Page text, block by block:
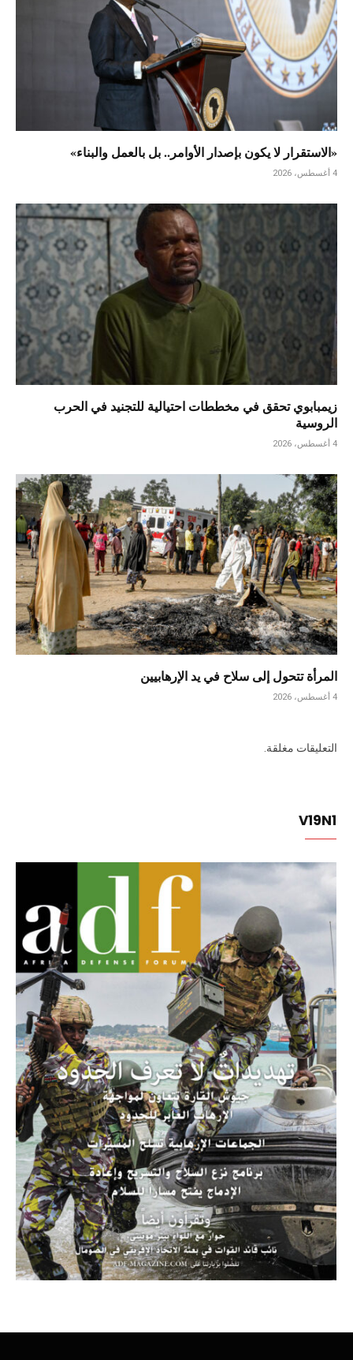
«الاستقرار لا يكون بإصدار الأوامر.. بل بالعمل والبناء»
4 أغسطس، 2026
زيمبابوي تحقق في مخططات احتيالية للتجنيد في الحرب
الروسية
4 أغسطس، 2026
المرأة تتحول إلى سلاح في يد الإرهابيين
4 أغسطس، 2026
التعليقات مغلقة.
V19N1